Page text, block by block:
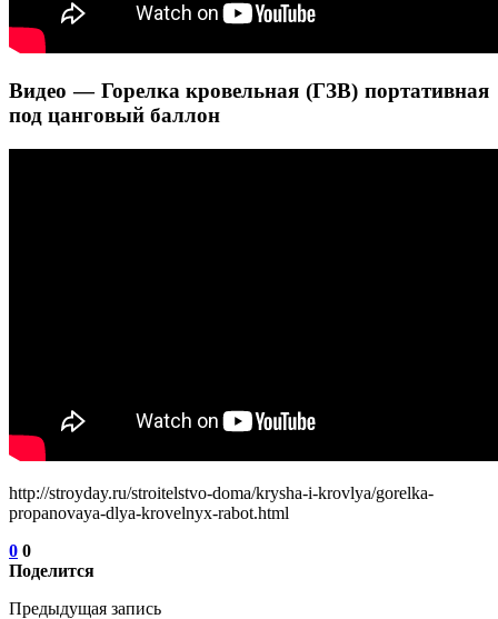
Видео — Горелка кровельная (ГЗВ) портативная
под цанговый баллон
http://stroyday.ru/stroitelstvo-doma/krysha-i-krovlya/gorelka-
propanovaya-dlya-krovelnyx-rabot.html
0 0
Поделится
Предыдущая запись